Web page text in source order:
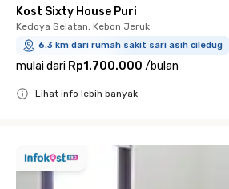
Kost Sixty House Puri
Kedoya Selatan, Kebon Jeruk
6.3 km dari rumah sakit sari asih ciledug
mulai dari Rp1.700.000 /bulan
Lihat info lebih banyak